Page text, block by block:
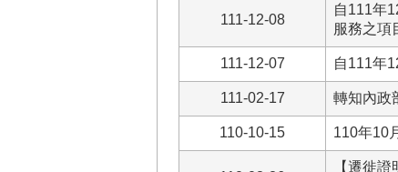
111-12-08
自111年
服務之項
111-12-07 自111年
111-02-17 轉知內政
110-10-15 110年10
【遷徙